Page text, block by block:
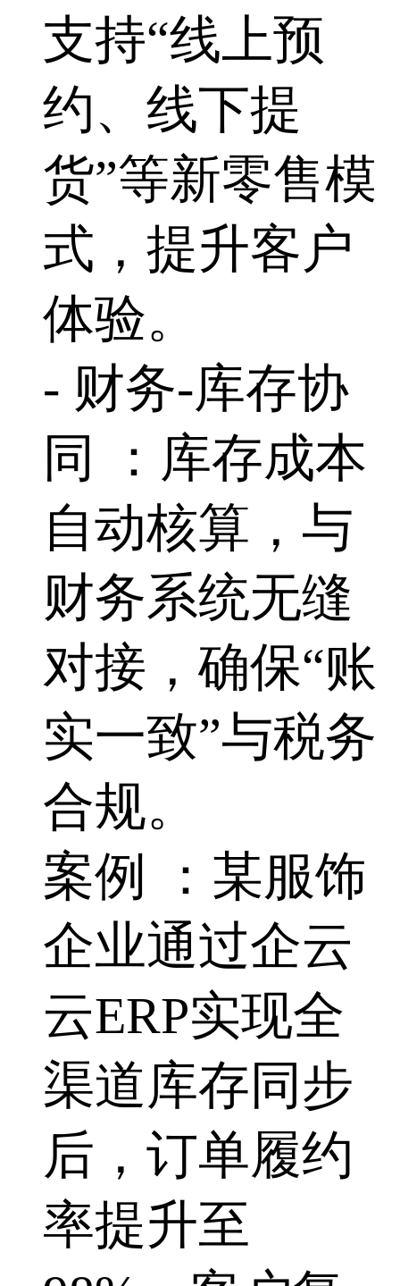
支持“线上预
约、线下提
货”等新零售模
式，提升客户
体验。
- 财务-库存协
同 ：库存成本
自动核算，与
财务系统无缝
对接，确保“账
实一致”与税务
合规。
案例 ：某服饰
企业通过企云
云ERP实现全
渠道库存同步
后，订单履约
率提升至